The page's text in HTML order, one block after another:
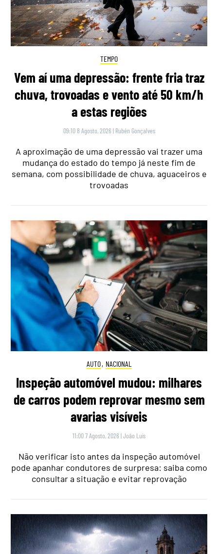
TEMPO
Vem aí uma depressão: frente fria traz
chuva, trovoadas e vento até 50 km/h
a estas regiões
09:10 8 Agosto, 2026 | Rubén Gonçalves
A aproximação de uma depressão vai trazer uma
mudança do estado do tempo já neste fim de
semana, com possibilidade de chuva, aguaceiros e
trovoadas
AUTO, NACIONAL
Inspeção automóvel mudou: milhares
de carros podem reprovar mesmo sem
avarias visíveis
11:00 7 Agosto, 2026 |João Luís
Não verificar isto antes da inspeção automóvel
pode apanhar condutores de surpresa: saiba como
consultar a situação e evitar reprovação